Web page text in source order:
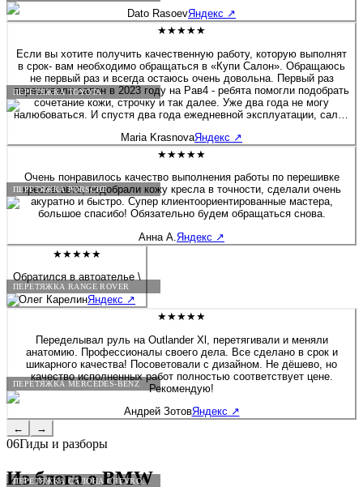
ПЕРЕТЯЖКА TOYOTA
ПЕРЕТЯЖКА PORSCHE
ПЕРЕТЯЖКА RANGE ROVER
ПЕРЕТЯЖКА MERCEDES-BENZ
ПЕРЕТЯЖКА САЛОНА CHEVROLET
Dato RasoevЯндекс ↗
★★★★★
Если вы хотите получить качественную работу, которую выполнят
в срок- вам необходимо обращаться в «Купи Салон». Обращаюсь
не первый раз и всегда остаюсь очень довольна. Первый раз
перешивали салон в 2023 году на Рав4 - ребята помогли подобрать
сочетание кожи, строчку и так далее. Уже два года не могу
налюбоваться. И спустя два года ежедневной эксплуатации, салон
на Солярисе. Здесь работают профессионалы своего дела!
Maria KrasnovaЯндекс ↗
★★★★★
Очень понравилось качество выполнения работы по перешивке
кресла авто, подобрали кожу кресла в точности, сделали очень
акуратно и быстро. Супер клиентоориентированные мастера,
большое спасибо! Обязательно будем обращаться снова.
Анна А. Яндекс ↗
★★★★★
Обратился в автоателье \
Олег КарелинЯндекс ↗
★★★★★
Переделывал руль на Outlander Xl, перетягивали и меняли
анатомию. Профессионалы своего дела. Все сделано в срок и
шикарного качества! Посоветовали с дизайном. Не дёшево, но
качество исполненных работ полностью соответствует цене.
Рекомендую!
Андрей ЗотовЯндекс ↗
←
→
06Гиды и разборы
Из блога оBMW